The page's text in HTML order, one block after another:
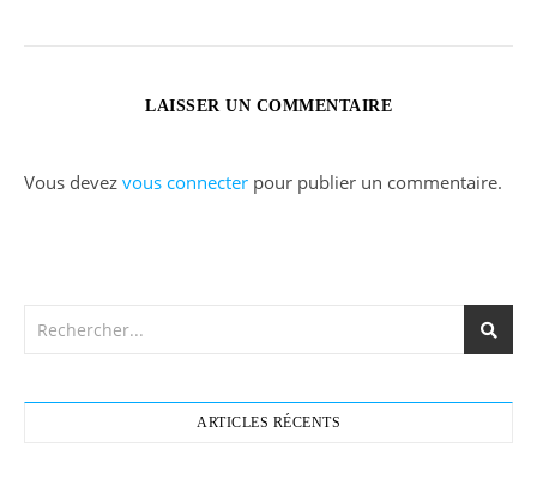
LAISSER UN COMMENTAIRE
Vous devez vous connecter pour publier un commentaire.
ARTICLES RÉCENTS